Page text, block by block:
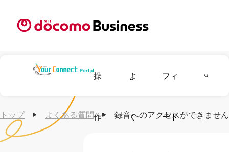
操
作
よ
く
フィ
ード
トップ よくある質問 録音へのアクセスができません